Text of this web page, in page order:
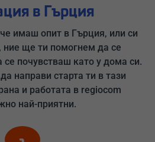
в Гърция
имаш опит в Гърция, или си
ние ще ти помогнем да се
почувстваш като у дома си.
направи старта ти в тази
и работата в regiocom
най-приятни.